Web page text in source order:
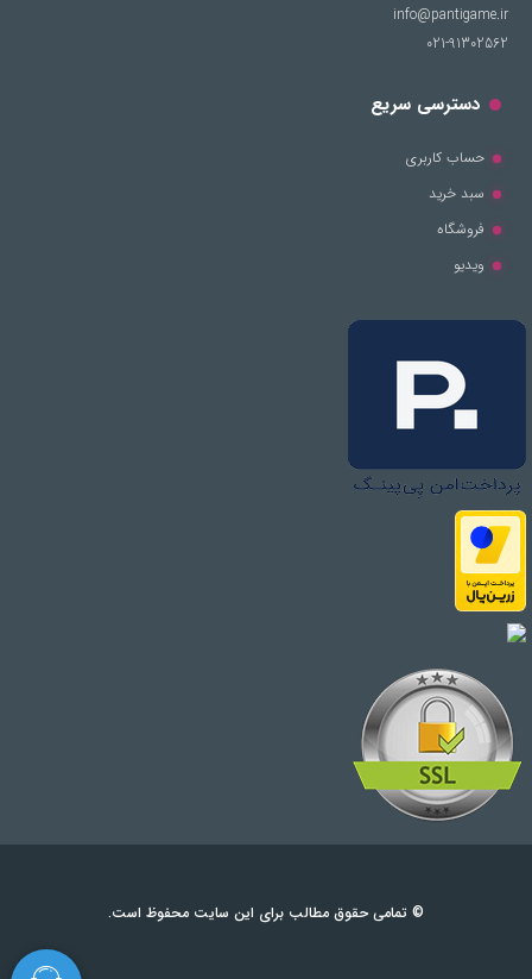
info@pantigame.ir
021-91302562
دسترسی سریع
حساب کاربری
سبد خرید
فروشگاه
ویدیو
© تمامی حقوق مطالب برای این سایت محفوظ است.